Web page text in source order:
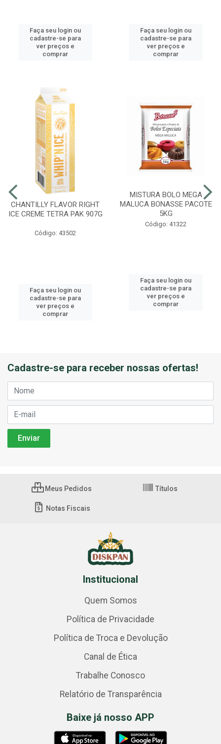
Faça seu login ou
cadastre-se para
ver preços e
comprar
Faça seu login ou
cadastre-se para
ver preços e
comprar
CHANTILLY FLAVOR RIGHT
ICE CREME TETRA PAK 907G
Código: 43502
Faça seu login ou
cadastre-se para
ver preços e
comprar
MISTURA BOLO MEGA
MALUCA BONASSE PACOTE
5KG
Código: 41322
Faça seu login ou
cadastre-se para
ver preços e
comprar
Cadastre-se para receber nossas ofertas!
Meus Pedidos Títulos
Notas Fiscais
Institucional
Quem Somos
Política de Privacidade
Política de Troca e Devolução
Canal de Ética
Trabalhe Conosco
Relatório de Transparência
Baixe já nosso APP